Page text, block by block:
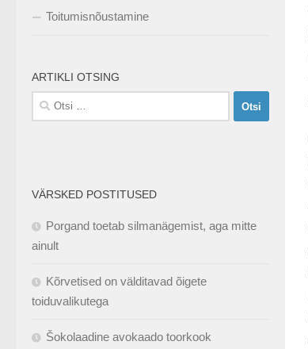
Toitumisnõustamine
ARTIKLI OTSING
Otsi:
VÄRSKED POSTITUSED
Porgand toetab silmanägemist, aga mitte
ainult
Kõrvetised on välditavad õigete
toiduvalikutega
Šokolaadine avokaado toorkook